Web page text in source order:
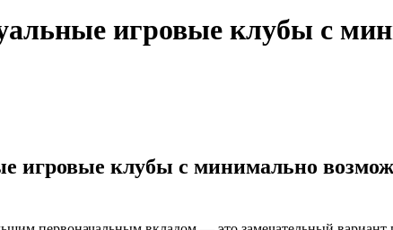
игровые клубы с
игровые клубы с минимально